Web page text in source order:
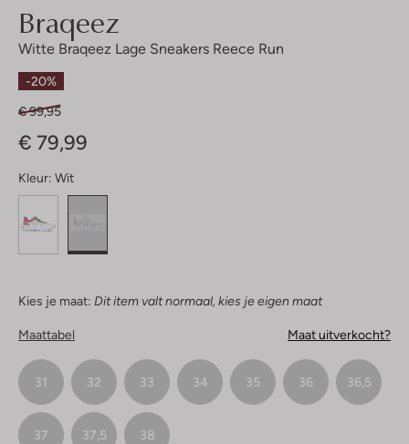
Braqeez
Witte Braqeez Lage Sneakers Reece Run
-20%
€ 99,95
€ 79,99
Kleur: Wit
Kies je maat: Dit item valt normaal, kies je eigen maat
Maattabel Maat uitverkocht?
31 32 33 34 35 36 36,5
37 37,5 38